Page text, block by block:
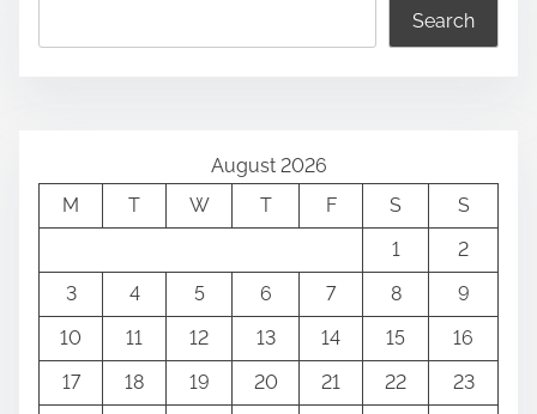
i
Search
August 2026
M
T W T F S
S
1
2
3
4 5 6 7 8
9
10
11 12 13 14 15
16
17
18 19 20 21 22
23